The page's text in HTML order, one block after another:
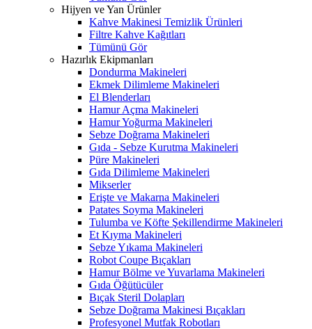
Hijyen ve Yan Ürünler
Kahve Makinesi Temizlik Ürünleri
Filtre Kahve Kağıtları
Tümünü Gör
Hazırlık Ekipmanları
Dondurma Makineleri
Ekmek Dilimleme Makineleri
El Blenderları
Hamur Açma Makineleri
Hamur Yoğurma Makineleri
Sebze Doğrama Makineleri
Gıda - Sebze Kurutma Makineleri
Püre Makineleri
Gıda Dilimleme Makineleri
Mikserler
Erişte ve Makarna Makineleri
Patates Soyma Makineleri
Tulumba ve Köfte Şekillendirme Makineleri
Et Kıyma Makineleri
Sebze Yıkama Makineleri
Robot Coupe Bıçakları
Hamur Bölme ve Yuvarlama Makineleri
Gıda Öğütücüler
Bıçak Steril Dolapları
Sebze Doğrama Makinesi Bıçakları
Profesyonel Mutfak Robotları